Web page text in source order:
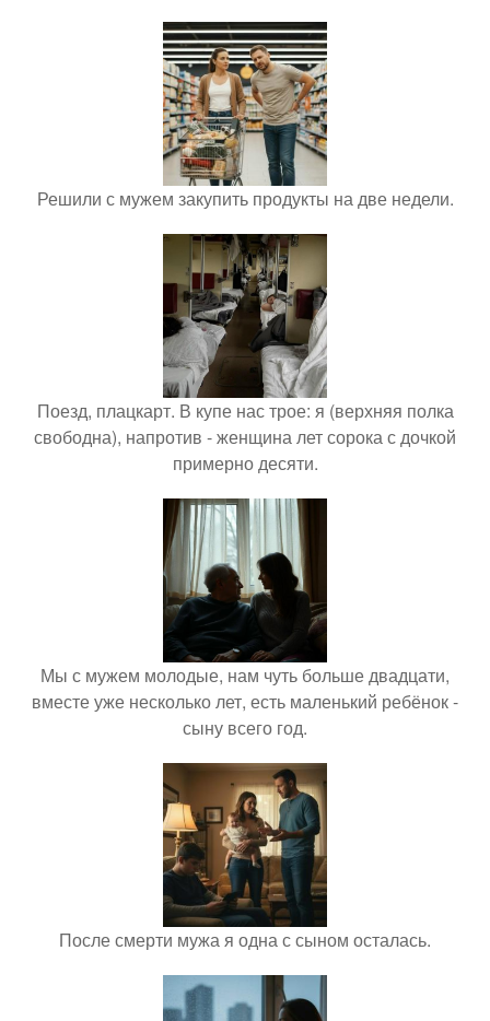
Решили с мужем закупить продукты на две недели.
Поезд, плацкарт. В купе нас трое: я (верхняя полка
свободна), напротив - женщина лет сорока с дочкой
примерно десяти.
Мы с мужем молодые, нам чуть больше двадцати,
вместе уже несколько лет, есть маленький ребёнок -
сыну всего год.
После смерти мужа я одна с сыном осталась.